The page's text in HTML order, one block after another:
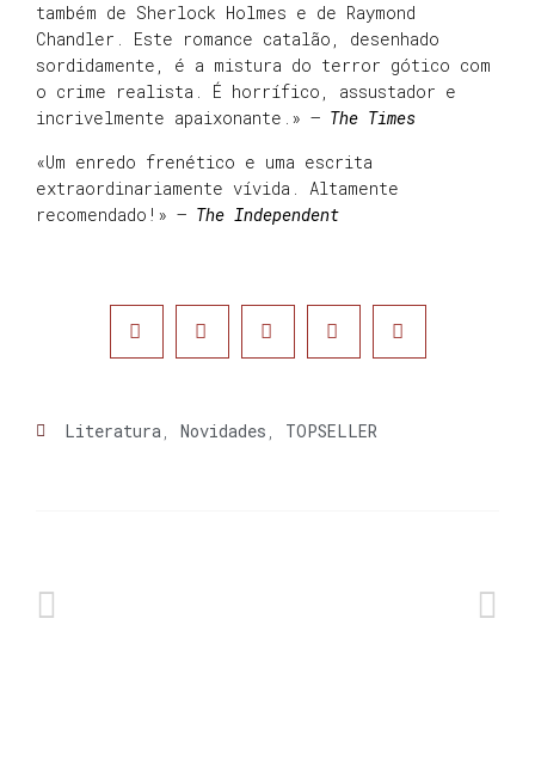
também de Sherlock Holmes e de Raymond
Chandler. Este romance catalão, desenhado
sordidamente, é a mistura do terror gótico com
o crime realista. É horrífico, assustador e
incrivelmente apaixonante.» – The Times
«Um enredo frenético e uma escrita
extraordinariamente vívida. Altamente
recomendado!» – The Independent
Literatura, Novidades , TOPSELLER